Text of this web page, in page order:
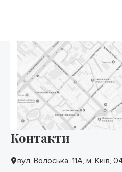
Контакти
вул. Волоська, 11А, м. Київ,